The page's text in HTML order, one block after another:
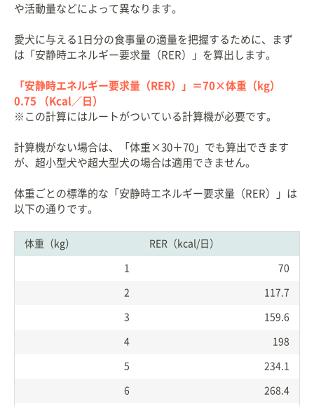
や活動量などによって異なります。
愛犬に与える1日分の食事量の適量を把握するために、まず
は「安静時エネルギー要求量（RER）」を算出します。
「安静時エネルギー要求量（RER）」＝70×体重（kg）
0.75 （Kcal／日）
※この計算にはルートがついている計算機が必要です。
計算機がない場合は、「体重×30＋70」でも算出できます
が、超小型犬や超大型犬の場合は適用できません。
体重ごとの標準的な「安静時エネルギー要求量（RER）」は
以下の通りです。
体重（kg） RER（kcal/日）
1 70
2 117.7
3 159.6
4 198
5 234.1
6 268.4